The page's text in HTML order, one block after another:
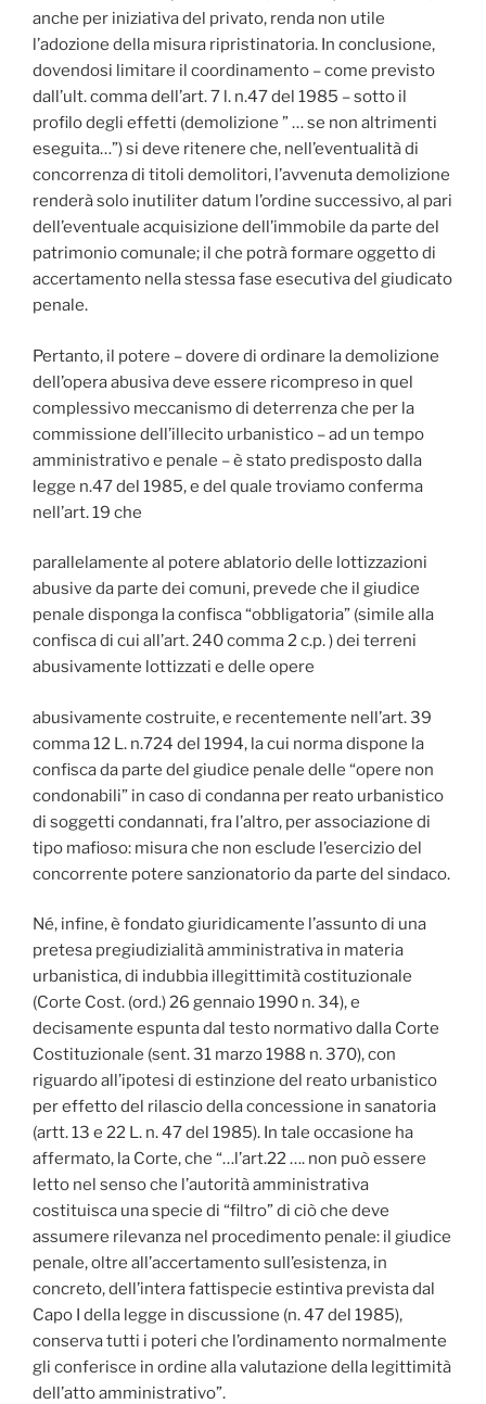
anche per iniziativa del privato, renda non utile
l’adozione della misura ripristinatoria. In conclusione,
dovendosi limitare il coordinamento – come previsto
dall’ult. comma dell’art. 7 l. n.47 del 1985 – sotto il
profilo degli effetti (demolizione ” … se non altrimenti
eseguita…”) si deve ritenere che, nell’eventualità di
concorrenza di titoli demolitori, l’avvenuta demolizione
renderà solo inutiliter datum l’ordine successivo, al pari
dell’eventuale acquisizione dell’immobile da parte del
patrimonio comunale; il che potrà formare oggetto di
accertamento nella stessa fase esecutiva del giudicato
penale.
Pertanto, il potere – dovere di ordinare la demolizione
dell’opera abusiva deve essere ricompreso in quel
complessivo meccanismo di deterrenza che per la
commissione dell’illecito urbanistico – ad un tempo
amministrativo e penale – è stato predisposto dalla
legge n.47 del 1985, e del quale troviamo conferma
nell’art. 19 che
parallelamente al potere ablatorio delle lottizzazioni
abusive da parte dei comuni, prevede che il giudice
penale disponga la confisca “obbligatoria” (simile alla
confisca di cui all’art. 240 comma 2 c.p. ) dei terreni
abusivamente lottizzati e delle opere
abusivamente costruite, e recentemente nell’art. 39
comma 12 L. n.724 del 1994, la cui norma dispone la
confisca da parte del giudice penale delle “opere non
condonabili” in caso di condanna per reato urbanistico
di soggetti condannati, fra l’altro, per associazione di
tipo mafioso: misura che non esclude l’esercizio del
concorrente potere sanzionatorio da parte del sindaco.
Né, infine, è fondato giuridicamente l’assunto di una
pretesa pregiudizialità amministrativa in materia
urbanistica, di indubbia illegittimità costituzionale
(Corte Cost. (ord.) 26 gennaio 1990 n. 34), e
decisamente espunta dal testo normativo dalla Corte
Costituzionale (sent. 31 marzo 1988 n. 370), con
riguardo all’ipotesi di estinzione del reato urbanistico
per effetto del rilascio della concessione in sanatoria
(artt. 13 e 22 L. n. 47 del 1985). In tale occasione ha
affermato, la Corte, che “…l’art.22 …. non può essere
letto nel senso che l’autorità amministrativa
costituisca una specie di “filtro” di ciò che deve
assumere rilevanza nel procedimento penale: il giudice
penale, oltre all’accertamento sull’esistenza, in
concreto, dell’intera fattispecie estintiva prevista dal
Capo I della legge in discussione (n. 47 del 1985),
conserva tutti i poteri che l’ordinamento normalmente
gli conferisce in ordine alla valutazione della legittimità
dell’atto amministrativo”.